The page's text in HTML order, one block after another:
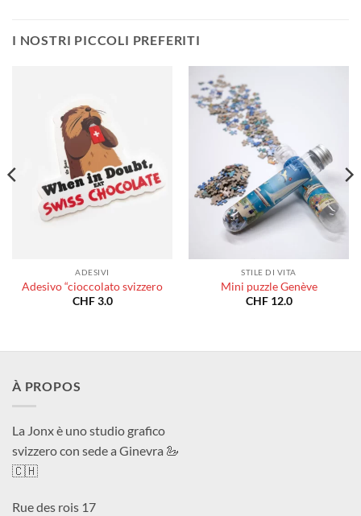
I NOSTRI PICCOLI PREFERITI
ADESIVI
Adesivo “cioccolato svizzero
CHF3.0
STILE DI VITA
Mini puzzle Genève
CHF12.0
À PROPOS
La Jonx è uno studio grafico
svizzero con sede a Ginevra 🦢
🇨🇭
Rue des rois 17